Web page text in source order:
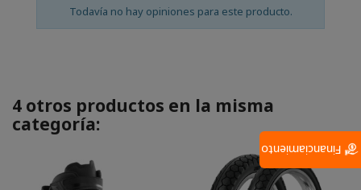
Todavía no hay opiniones para este producto.
4 otros productos en la misma
categoría:
Financiamiento